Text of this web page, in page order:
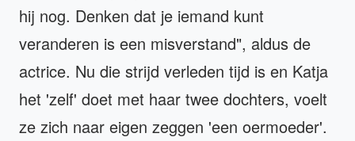
hij nog. Denken dat je iemand kunt
veranderen is een misverstand", aldus de
actrice. Nu die strijd verleden tijd is en Katja
het 'zelf' doet met haar twee dochters, voelt
ze zich naar eigen zeggen 'een oermoeder'.